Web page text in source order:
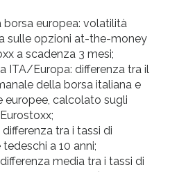
europea: volatilità
sulle opzioni at-the-money
a scadenza 3 mesi;
ITA/Europa: differenza tra il
della borsa italiana e
europee, calcolato sugli
tra i tassi di
a 10 anni;
media tra i tassi di